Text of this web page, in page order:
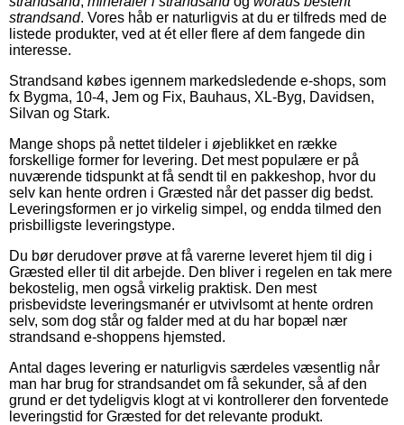
strandsand. Vores håb er naturligvis at du er tilfreds med de
listede produkter, ved at ét eller flere af dem fangede din
interesse.
Strandsand købes igennem markedsledende e-shops, som
fx Bygma, 10-4, Jem og Fix, Bauhaus, XL-Byg, Davidsen,
Silvan og Stark.
Mange shops på nettet tildeler i øjeblikket en række
forskellige former for levering. Det mest populære er på
nuværende tidspunkt at få sendt til en pakkeshop, hvor du
selv kan hente ordren i Græsted når det passer dig bedst.
Leveringsformen er jo virkelig simpel, og endda tilmed den
prisbilligste leveringstype.
Du bør derudover prøve at få varerne leveret hjem til dig i
Græsted eller til dit arbejde. Den bliver i regelen en tak mere
bekostelig, men også virkelig praktisk. Den mest
prisbevidste leveringsmanér er utvivlsomt at hente ordren
selv, som dog står og falder med at du har bopæl nær
strandsand e-shoppens hjemsted.
Antal dages levering er naturligvis særdeles væsentlig når
man har brug for strandsandet om få sekunder, så af den
grund er det tydeligvis klogt at vi kontrollerer den forventede
leveringstid for Græsted for det relevante produkt.